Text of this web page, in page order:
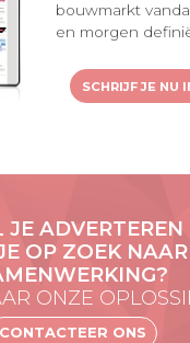
bouwmarkt
en morgen
SCHRIJF JE NU
JE ADVERTEREN
OP ZOEK
ONZE
CONTACTEER ONS